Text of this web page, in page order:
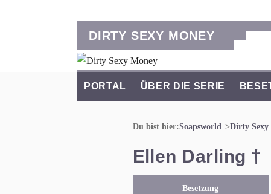
DIRTY SEXY MONEY
PORTAL ÜBER DIE SERIE
Du bist hier:Soapsworld Dirty Sexy
Ellen Darling †
Besetzung